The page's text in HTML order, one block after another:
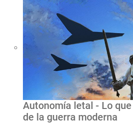
Autonomía letal - Lo
de la guerra moderna